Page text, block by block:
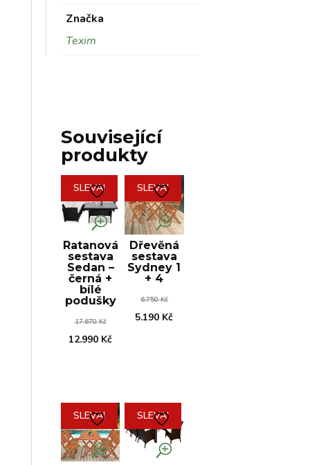
Značka
Texim
Související
produkty
SLEVA!
Ratanová
sestava
Sedan –
černá +
bílé
podušky
17.670KčPůvodní
cena
12.990 KčAktuální
SLEVA!
Dřevěná
sestava
Sydney 1
+ 4
6.750KčPůvodní
cena
5.190 KčAktuální
SLEVA! SLEVA!